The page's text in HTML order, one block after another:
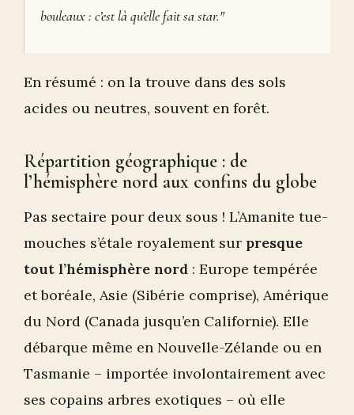
bouleaux : c’est là qu’elle fait sa star."
En résumé : on la trouve dans des sols
acides ou neutres, souvent en forêt.
Répartition géographique : de
l’hémisphère nord aux confins du globe
Pas sectaire pour deux sous ! L’Amanite tue-
mouches s’étale royalement sur presque
tout l’hémisphère nord : Europe tempérée
et boréale, Asie (Sibérie comprise), Amérique
du Nord (Canada jusqu’en Californie). Elle
débarque même en Nouvelle-Zélande ou en
Tasmanie – importée involontairement avec
ses copains arbres exotiques – où elle